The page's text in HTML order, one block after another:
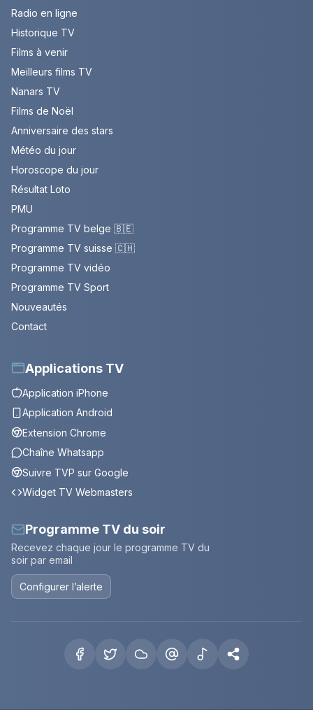
Radio en ligne
Historique TV
Films à venir
Meilleurs films TV
Nanars TV
Films de Noël
Anniversaire des stars
Météo du jour
Horoscope du jour
Résultat Loto
PMU
Programme TV belge 🇧🇪
Programme TV suisse 🇨🇭
Programme TV vidéo
Programme TV Sport
Nouveautés
Contact
Applications TV
Application iPhone
Application Android
Extension Chrome
Chaîne Whatsapp
Suivre TVP sur Google
Widget TV Webmasters
Programme TV du soir
Recevez chaque jour le programme TV du
soir par email
Configurer l’alerte